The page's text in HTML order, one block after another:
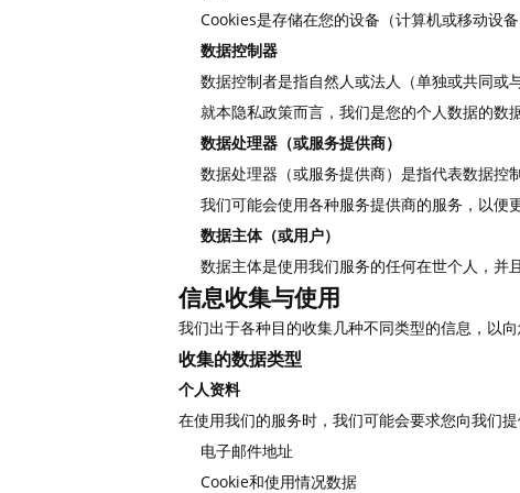
Cookies是存储在您的设备（计算机或移动设备
数据控制器
数据控制者是指自然人或法人（单独或共同或
就本隐私政策而言，我们是您的个人数据的数
数据处理器（或服务提供商）
数据处理器（或服务提供商）是指代表数据控
我们可能会使用各种服务提供商的服务，以便
数据主体（或用户）
数据主体是使用我们服务的任何在世个人，并
信息收集与使用
我们出于各种目的收集几种不同类型的信息，以向
收集的数据类型
个人资料
在使用我们的服务时，我们可能会要求您向我们
电子邮件地址
Cookie和使用情况数据